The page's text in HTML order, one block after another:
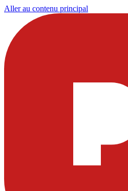
Aller au contenu principal